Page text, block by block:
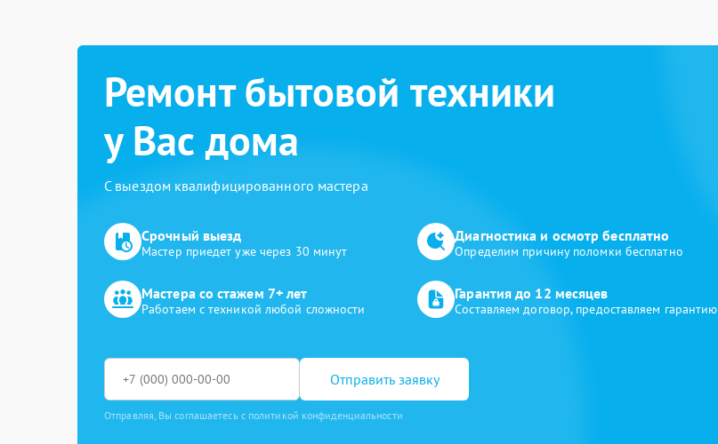
Ремонт бытовой техники
у Вас дома
С выездом квалифицированного мастера
Срочный выезд
Мастер приедет уже через 30 минут
Диагностика и осмотр бесплатно
Определим причину поломки бесплатно
Мастера со стажем 7+ лет
Работаем с техникой любой сложности
Гарантия до 12 месяцев
Составляем договор, предоставляем гарантию
Отправить заявку
Отправляя, Вы соглашаетесь с политикой конфиденциальности